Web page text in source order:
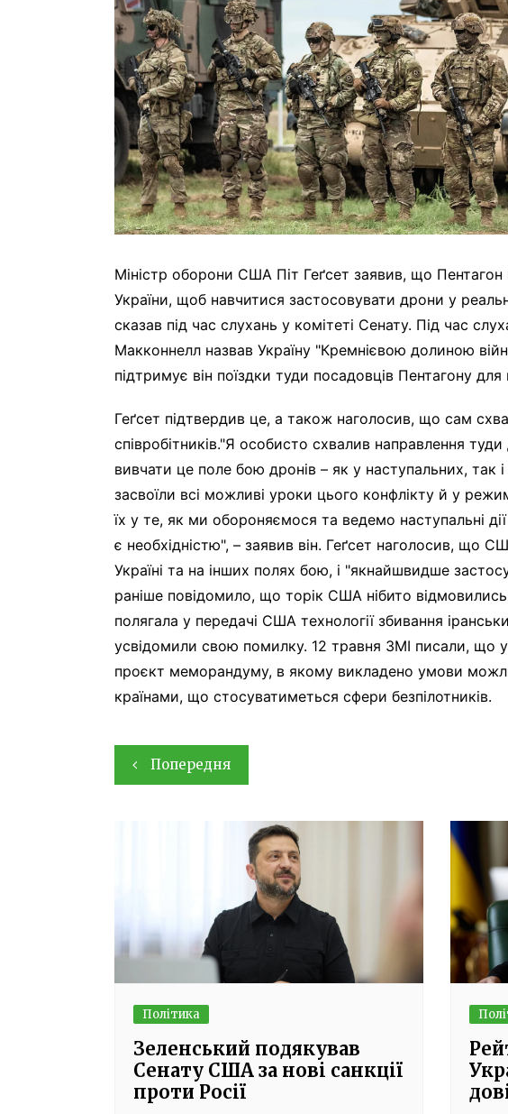
Міністр оборони США Піт Геґсет заявив, що Пентагон
України, щоб навчитися застосовувати дрони у
сказав під час слухань у комітеті Сенату. Під час
Макконнелл назвав Україну "Кремнієвою долиною
підтримує він поїздки туди посадовців Пентагону
Геґсет підтвердив це, а також наголосив, що сам
співробітників."Я особисто схвалив направлення
вивчати це поле бою дронів – як у наступальних, так
засвоїли всі можливі уроки цього конфлікту й у
їх у те, як ми обороняємося та ведемо наступальні
є необхідністю", – заявив він. Геґсет наголосив, що
Україні та на інших полях бою, і "якнайшвидше
раніше повідомило, що торік США нібито відмовились
полягала у передачі США технології збивання
усвідомили свою помилку. 12 травня ЗМІ писали, що
проєкт меморандуму, в якому викладено умови
країнами, що стосуватиметься сфери безпілотників.
Навігація
записів
Попередня
Політика
Зеленський подякував
Сенату США за нові санкції
проти Росії